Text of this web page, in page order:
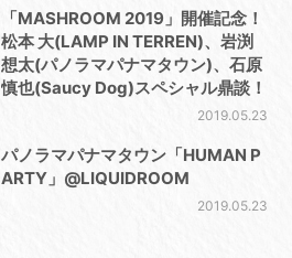
「MASHROOM 2019」開催記念！
松本 大(LAMP IN TERREN)、岩渕
想太(パノラマパナマタウン)、石原
慎也(Saucy Dog)スペシャル鼎談！
2019.05.23
パノラマパナマタウン「HUMAN P
ARTY」@LIQUIDROOM
2019.05.23